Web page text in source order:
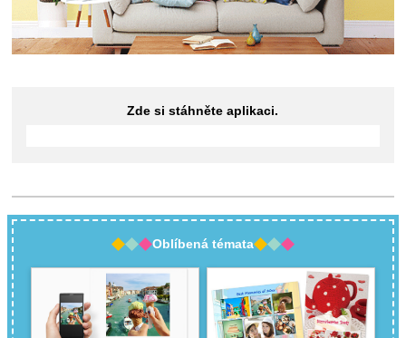
Zde si stáhněte aplikaci.
Oblíbená témata